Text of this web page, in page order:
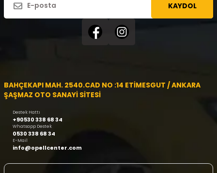
KAYDOL
BAHÇEKAPI MAH. 2540.CAD NO :14 ETİMESGUT / ANKARA
ŞAŞMAZ OTO SANAYİ SİTESİ
Destek Hattı
+90530 338 68 34
Whatsapp Destek
0530 338 68 34
E-Mail
info@opellcenter.com